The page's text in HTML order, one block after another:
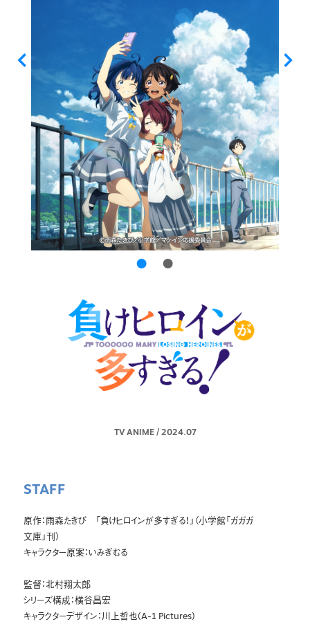
TV ANIME/2024.07
STAFF
原作：雨森たきび 「負けヒロインが多すぎる！」（小学館「ガガガ
文庫」刊）
キャラクター原案：いみぎむる
監督：北村翔太郎
シリーズ構成：横谷昌宏
キャラクターデザイン：川上哲也(A-1 Pictures)